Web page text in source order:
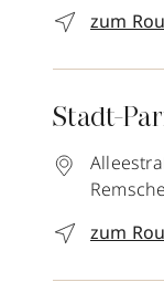
zum
Stadt-
zum